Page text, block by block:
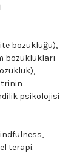
bozukluğu),
bozuklukları
psikolojisi
terapi.